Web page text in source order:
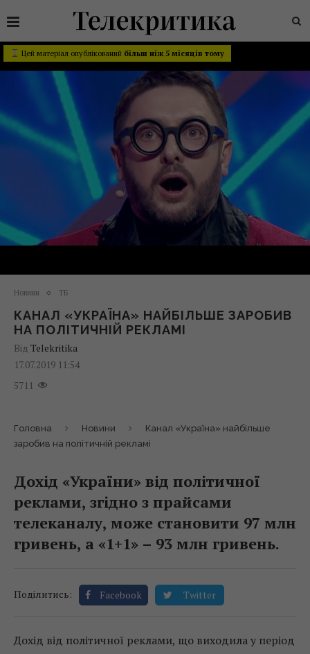
Цей матеріал опублікований більш ніж 5 місяців тому
Новини ТБ
КАНАЛ «УКРАЇНА» НАЙБІЛЬШЕ ЗАРОБИВ
НА ПОЛІТИЧНІЙ РЕКЛАМІ
Від Telekritika
17.07.2019 11:54
5711
Головна Новини
Канал «Україна» найбільше
заробив на політичній рекламі
Дохід «України» від політичної
реклами, згідно з прайсами
телеканалу, може становити 97 млн
гривень, а «1+1» – 93 млн гривень.
Поділитись: Facebook Twitter
Дохід від політичної реклами, що виходила у період